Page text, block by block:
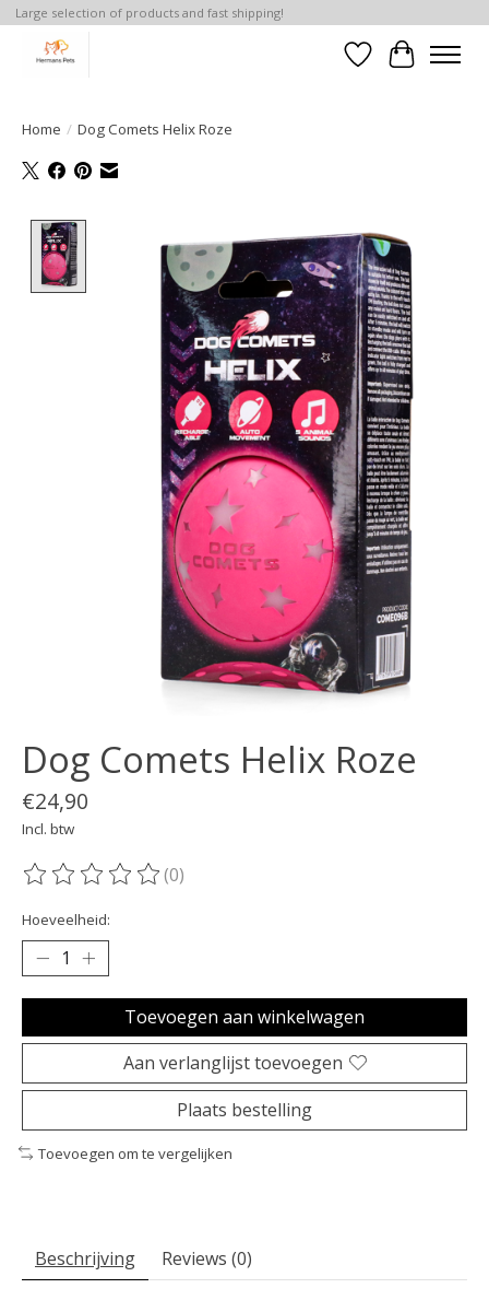
Large selection of products and fast shipping!
Verlanglijst
Home / Dog Comets Helix Roze
Product image slideshow Items
Dog Comets Helix Roze
€24,90
Incl. btw
De beoordeling van dit product is
(0)
Hoeveelheid:
Toevoegen aan winkelwagen
Aan verlanglijst toevoegen
Plaats bestelling
Toevoegen om te vergelijken
Beschrijving Reviews (0)